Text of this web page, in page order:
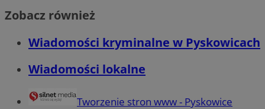
Zobacz również
Wiadomości kryminalne w Pyskowicach
Wiadomości lokalne
Tworzenie stron www - Pyskowice